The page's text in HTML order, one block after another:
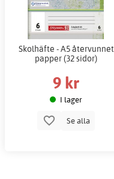
Skolhäfte - A5 återvunnet
papper (32 sidor)
9 kr
I lager
Se alla